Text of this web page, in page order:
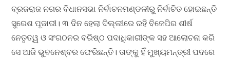
ବ୍ରଜରାଜ ନଗର ବିଧାନସଭା ନିର୍ବାଚନମଣ୍ଡଳୀରୁ ନିର୍ବାଚିତ ହୋଇଛନ୍ତି
ସୁରେଶ ପୂଜାରୀ। ୩ ଦିନ ହେଲା ଦିଲ୍ଲୀରେ ରହି ବିଜେପିର ଶୀର୍ଷ
ନେତୃତ୍ୱ ଓ ସଂଗଠନର ବରିଷ୍ଠ ପଦାଧିକାରୀଙ୍କ ସହ ଆଲୋଚନା କରି
ସେ ଆଜି ଭୁବନେଶ୍ବର ଫେରିଛନ୍ତି। ତାଙ୍କୁ ହିଁ ମୁଖ୍ୟମନ୍ତ୍ରୀ ପଦରେ